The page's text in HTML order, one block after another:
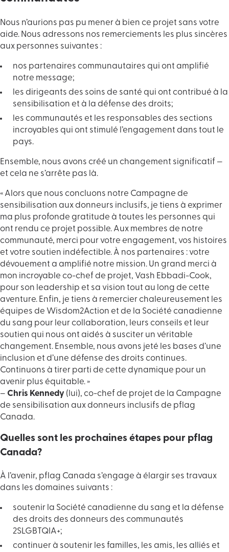
Nous n’aurions pas pu mener à bien ce projet sans votre
aide. Nous adressons nos remerciements les plus sincères
aux personnes suivantes :
nos partenaires communautaires qui ont amplifié
notre message;
les dirigeants des soins de santé qui ont contribué à la
sensibilisation et à la défense des droits;
les communautés et les responsables des sections
incroyables qui ont stimulé l’engagement dans tout le
pays.
Ensemble, nous avons créé un changement significatif —
et cela ne s’arrête pas là.
« Alors que nous concluons notre Campagne de
sensibilisation aux donneurs inclusifs, je tiens à exprimer
ma plus profonde gratitude à toutes les personnes qui
ont rendu ce projet possible. Aux membres de notre
communauté, merci pour votre engagement, vos histoires
et votre soutien indéfectible. À nos partenaires : votre
dévouement a amplifié notre mission. Un grand merci à
mon incroyable co-chef de projet, Vash Ebbadi-Cook,
pour son leadership et sa vision tout au long de cette
aventure. Enfin, je tiens à remercier chaleureusement les
équipes de Wisdom2Action et de la Société canadienne
du sang pour leur collaboration, leurs conseils et leur
soutien qui nous ont aidés à susciter un véritable
changement. Ensemble, nous avons jeté les bases d’une
inclusion et d’une défense des droits continues.
Continuons à tirer parti de cette dynamique pour un
avenir plus équitable. »
– Chris Kennedy (lui), co-chef de projet de la Campagne
de sensibilisation aux donneurs inclusifs de pflag
Canada.
Quelles sont les prochaines étapes pour pflag
Canada?
À l’avenir, pflag Canada s’engage à élargir ses travaux
dans les domaines suivants :
soutenir la Société canadienne du sang et la défense
des droits des donneurs des communautés
2SLGBTQIA+;
continuer à soutenir les familles, les amis, les alliés et